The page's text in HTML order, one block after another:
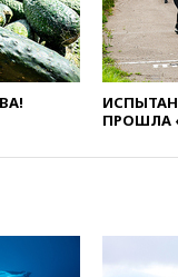
ПРОШЛА